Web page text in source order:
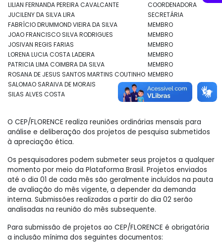
LILIAN FERNANDA PEREIRA CAVALCANTE
COORDENADORA
JUCILENY DA SILVA LIRA
SECRETÁRIA
FABRÍCIO DRUMMOND VIEIRA DA SILVA
MEMBRO
JOAO FRANCISCO SILVA RODRIGUES
MEMBRO
JOSIVAN REGIS FARIAS
MEMBRO
LORENA LUCIA COSTA LADEIRA
MEMBRO
PATRICIA LIMA COIMBRA DA SILVA
MEMBRO
ROSANA DE JESUS SANTOS MARTINS COUTINHO MEMBRO
SALOMAO SARAIVA DE MORAIS
MEMBRO
SILAS ALVES COSTA
MEMBRO
O CEP/FLORENCE realiza reuniões ordinárias mensais para
análise e deliberação dos projetos de pesquisa submetidos
à apreciação ética.
Os pesquisadores podem submeter seus projetos a qualquer
momento por meio da Plataforma Brasil. Projetos enviados
até o dia 01 de cada mês são geralmente incluídos na pauta
de avaliação do mês vigente, a depender da demanda
interna. Submissões realizadas a partir do dia 02 serão
analisadas na reunião do mês subsequente.
Para submissão de projetos ao CEP/FLORENCE é obrigatória
a inclusão mínima dos seguintes documentos: